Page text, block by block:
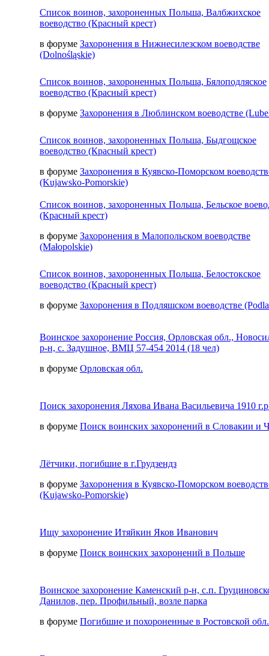
Список воинов, захороненных Польша, Валбжихское
воеводство (Красный крест)
в форуме Захоронения в Нижнесилезском воеводстве
(Dolnośląskie)
Список воинов, захороненных Польша, Бялоподляское
воеводство (Красный крест)
в форуме Захоронения в Люблинском воеводстве
Список воинов, захороненных Польша, Быдгощское
воеводство (Красный крест)
в форуме Захоронения в Куявско-Поморском
(Kujawsko-Pomorskie)
Список воинов, захороненных Польша, Бельское
(Красный крест)
в форуме Захоронения в Малопольском воеводстве
(Małopolskie)
Список воинов, захороненных Польша, Белостокское
воеводство (Красный крест)
в форуме Захоронения в Подляшском воеводстве
Воинское захоронение Россия, Орловская обл.,
р-н, с. Задушное, ВМЦ 57-454 2014 (18 чел)
в форуме Орловская обл.
Поиск захоронения Ляхова Ивана Васильевича 1910
в форуме Поиск воинских захоронений в Словакии и
Лётчики, погибшие в г.Грудзендз
в форуме Захоронения в Куявско-Поморском
(Kujawsko-Pomorskie)
Ищу захоронение Итяйкин Яков Иванович
в форуме Поиск воинских захоронений в Польше
Воинское захоронение Каменский р-н, с.п.
Данилов, пер. Профильный, возле парка
в форуме Погибшие и похороненные в Ростовской обл.